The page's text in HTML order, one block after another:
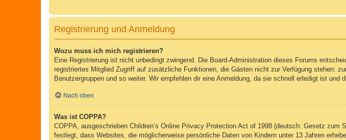
Registrierung und Anmeldung
Wozu muss ich mich registrieren?
Eine Registrierung ist nicht unbedingt zwingend. Die Board-Administration dieses Forums
registriertes Mitglied Zugriff auf zusätzliche Funktionen, die Gästen nicht zur Verfügung stehen:
Benutzergruppen und so weiter. Wir empfehlen dir eine Anmeldung, da sie schnell erledigt ist und
Nach oben
Was ist COPPA?
COPPA, ausgeschrieben Children’s Online Privacy Protection Act of 1998 (deutsch: Gesetz
festlegt, dass Websites, die möglicherweise persönliche Daten von Kindern unter 13 Jahren